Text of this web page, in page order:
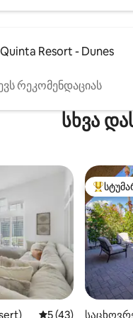
Resort - Dunes
რეკომენდაციას
სხვა
ვარიანტი
საშუალო
5 (43)